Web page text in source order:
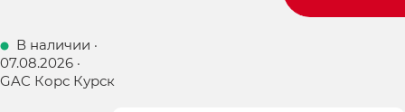
В наличии ·
07.08.2026 ·
GAC Корс Курск